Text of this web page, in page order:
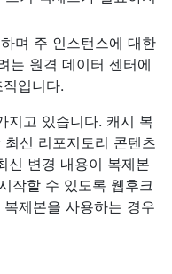
며 주 인스턴스에 대한
는 원격 데이터 센터에
입니다.
지고 있습니다. 캐시 복
신 리포지토리 콘텐츠
신 변경 내용이 복제본
작할 수 있도록 웹후크
제본을 사용하는 경우